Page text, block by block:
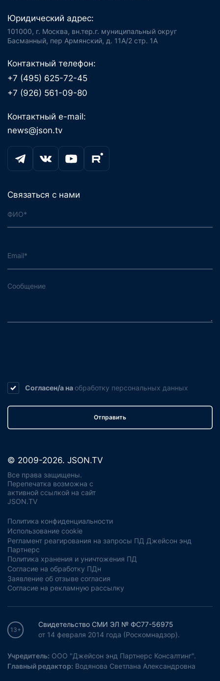
Юридический адрес:
101000, г. Москва, вн.тер.г. муниципальный округ
Басманный, пер Армянский, д. 11А/2 стр. 1А
Контактный телефон:
+7 (495) 625-72-45
+7 (926) 561-09-80
Контактный e-mail:
news@json.tv
Связаться с нами
Согласен/а на обработку персональных данных
Отправить
© 2009-2026. JSON.TV
Все права защищены.
Перепечатка возможна с
активной ссылкой на сайт
JSON.TV
Политика конфиденциальности
Использование cookie
Регламент реагирования на запросы ПД Джейсон энд
Партнерс
Политика хранения и уничтожения ПД
Согласие на обработку ПДн
Заявление об отзыве согласия
Согласие на рекламную рассылку
13+
Свидетельство СМИ ЭЛ № ФС77-56975
от 14 февраля 2014 года (Роскомнадзор).
Учредитель: ООО "Джейсон энд Партнерс Консалтинг".
Главный редактор: Водянова Светлана Александровна